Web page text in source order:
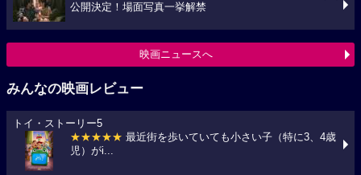
公開決定！場面写真一挙解禁
映画ニュースへ
みんなの映画レビュー
トイ・ストーリー5
★★★★★ 最近街を歩いていても小さい子（特に3、4歳
児）がi...